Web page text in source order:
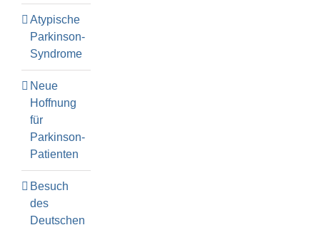
Atypische
Parkinson-
Syndrome
Neue
Hoffnung
für
Parkinson-
Patienten
Besuch
des
Deutschen